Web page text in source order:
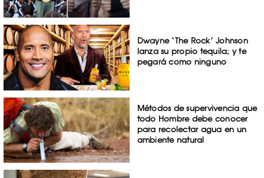
Dwayne ‘The Rock’ Johnson
lanza su propio tequila; y te
pegará como ninguno
Métodos de supervivencia que
todo Hombre debe conocer
para recolectar agua en un
ambiente natural